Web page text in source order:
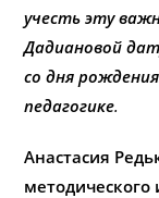
учесть эту
Дадиановой
со дня
педагогике.
Анастасия